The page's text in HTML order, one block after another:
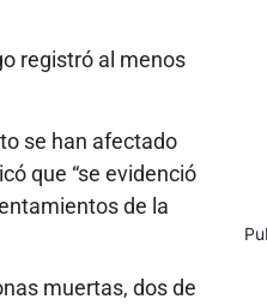
registró al menos
se han afectado
que “se evidenció
de la
muertas, dos de